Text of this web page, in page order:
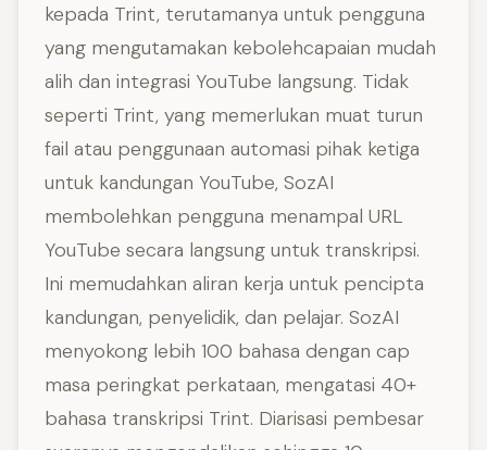
kepada Trint, terutamanya untuk pengguna
yang mengutamakan kebolehcapaian mudah
alih dan integrasi YouTube langsung. Tidak
seperti Trint, yang memerlukan muat turun
fail atau penggunaan automasi pihak ketiga
untuk kandungan YouTube, SozAI
membolehkan pengguna menampal URL
YouTube secara langsung untuk transkripsi.
Ini memudahkan aliran kerja untuk pencipta
kandungan, penyelidik, dan pelajar. SozAI
menyokong lebih 100 bahasa dengan cap
masa peringkat perkataan, mengatasi 40+
bahasa transkripsi Trint. Diarisasi pembesar